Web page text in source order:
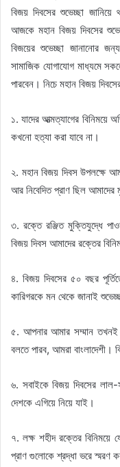
বিজয় দিবসের শুভেচ্ছা
আজকে মহান বিজয় দিবসের
বিজয়ের শুভেচ্ছা জানানোর
সামাজিক যোগাযোগ মাধ্যমে
পারবেন। নিচে মহান বিজয়
১. যাদের আত্মত্যাগের বিনিময়ে
কখনো হত্যা করা যাবে না।
২. মহান বিজয় দিবস উপলক্ষে
আর নিবেদিত প্রাণ ছিল আমাদের
৩. রক্তে রঞ্জিত মুক্তিযুদ্ধে
বিজয় দিবস আমাদের রক্তের
৪. বিজয় দিবসের ৫০ বছর
কারিগরকে মন থেকে জানাই
৫. আপনার আমার সম্মান তখনই
বলতে পারব, আমরা বাংলাদেশী।
৬. সবাইকে বিজয় দিবসের
দেশকে এগিয়ে নিয়ে যাই।
৭. লক্ষ শহীদ রক্তের বিনিময়ে
প্রাণ গুলোকে শ্রদ্ধা ভরে স্মরণ